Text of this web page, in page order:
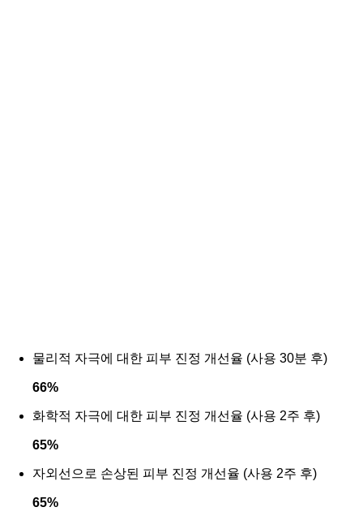
물리적 자극에 대한 피부 진정 개선율 (사용 30분 후)
66%
화학적 자극에 대한 피부 진정 개선율 (사용 2주 후)
65%
자외선으로 손상된 피부 진정 개선율 (사용 2주 후)
65%